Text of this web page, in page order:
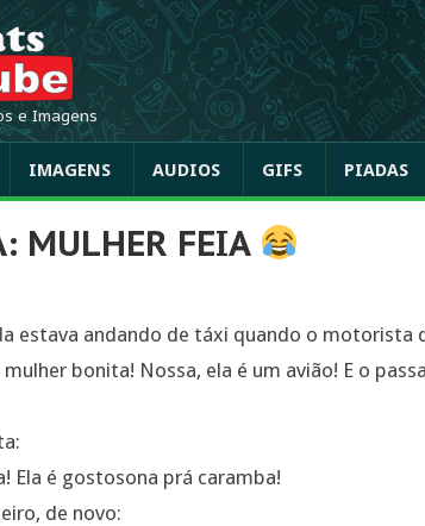
e Imagens
IMAGENS AUDIOS GIFS PIADAS
MULHER FEIA
estava andando de táxi quando o motorista
mulher bonita! Nossa, ela é um avião! E o
Ela é gostosona prá caramba!
de novo: